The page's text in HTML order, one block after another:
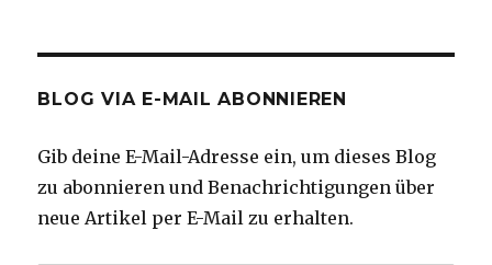
BLOG VIA E-MAIL ABONNIEREN
Gib deine E-Mail-Adresse ein, um dieses Blog
zu abonnieren und Benachrichtigungen über
neue Artikel per E-Mail zu erhalten.